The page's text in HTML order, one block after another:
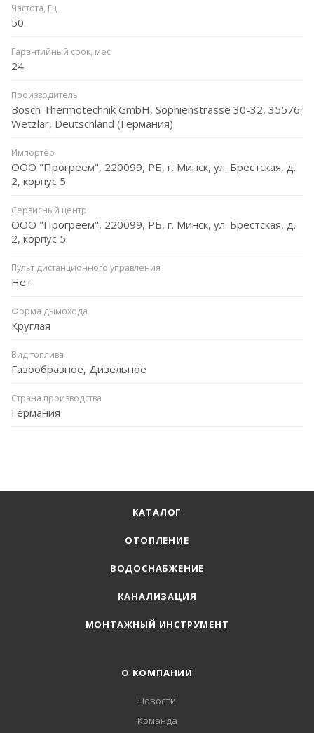
Частота, Гц
50
Гарантийный срок, мес
24
Производитель
Bosch Thermotechnik GmbH, Sophienstrasse 30-32, 35576
Wetzlar, Deutschland (Германия)
Импортёр
ООО "Прогреем", 220099, РБ, г. Минск, ул. Брестская, д.
2, корпус 5
Сервисный центр
ООО "Прогреем", 220099, РБ, г. Минск, ул. Брестская, д.
2, корпус 5
Пульт дистанционного управления
Нет
Форма дымохода
Круглая
Вид топлива
Газообразное, Дизельное
Страна производства
Германия
КАТАЛОГ
ОТОПЛЕНИЕ
ВОДОСНАБЖЕНИЕ
КАНАЛИЗАЦИЯ
МОНТАЖНЫЙ ИНСТРУМЕНТ
О КОМПАНИИ
Новости
Команда